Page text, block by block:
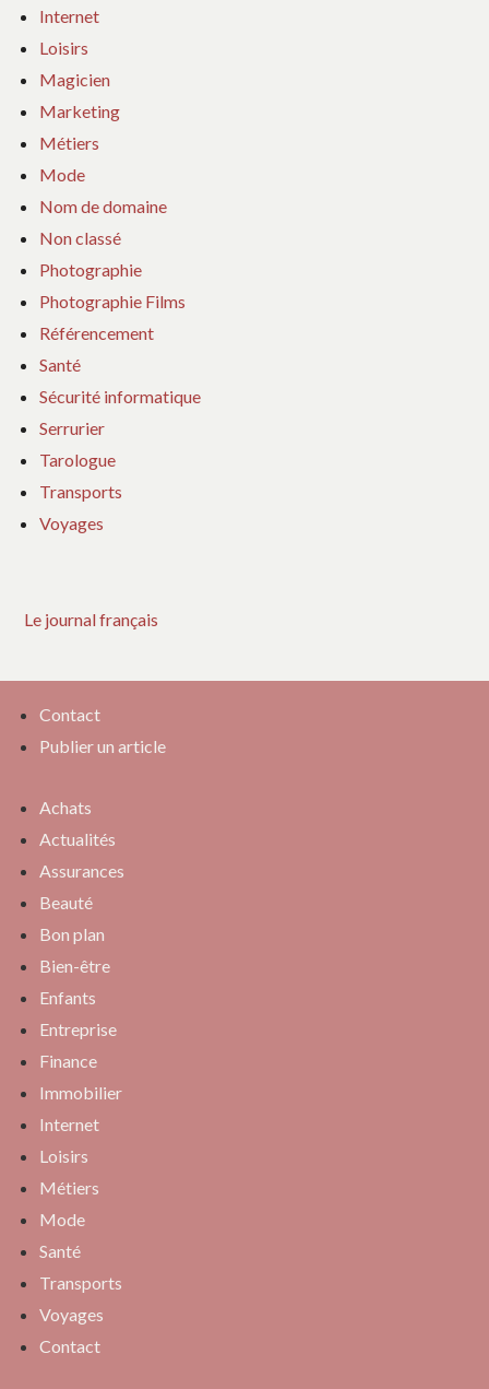
Internet
Loisirs
Magicien
Marketing
Métiers
Mode
Nom de domaine
Non classé
Photographie
Photographie Films
Référencement
Santé
Sécurité informatique
Serrurier
Tarologue
Transports
Voyages
Le journal français
Contact
Publier un article
Achats
Actualités
Assurances
Beauté
Bon plan
Bien-être
Enfants
Entreprise
Finance
Immobilier
Internet
Loisirs
Métiers
Mode
Santé
Transports
Voyages
Contact